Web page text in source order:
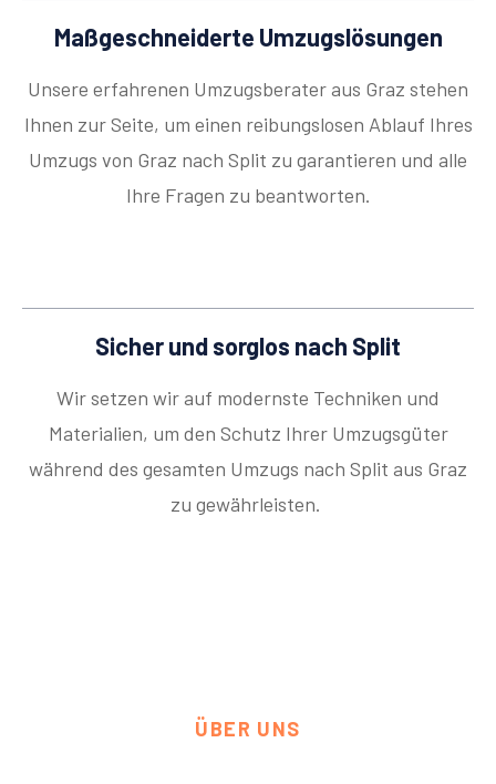
Maßgeschneiderte Umzugslösungen
Unsere erfahrenen Umzugsberater aus Graz stehen
Ihnen zur Seite, um einen reibungslosen Ablauf Ihres
Umzugs von Graz nach Split zu garantieren und alle
Ihre Fragen zu beantworten.
Sicher und sorglos nach Split
Wir setzen wir auf modernste Techniken und
Materialien, um den Schutz Ihrer Umzugsgüter
während des gesamten Umzugs nach Split aus Graz
zu gewährleisten.
ÜBER UNS